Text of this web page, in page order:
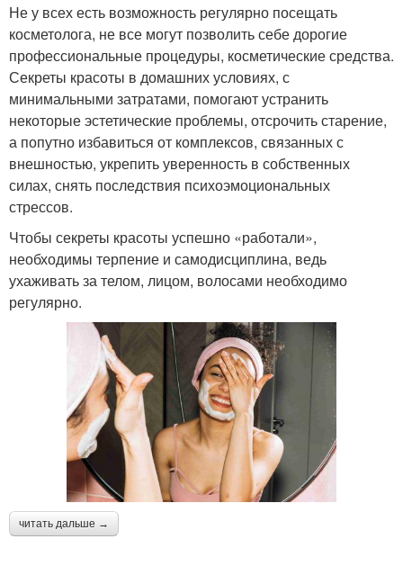
Не у всех есть возможность регулярно посещать
косметолога, не все могут позволить себе дорогие
профессиональные процедуры, косметические средства.
Секреты красоты в домашних условиях, с
минимальными затратами, помогают устранить
некоторые эстетические проблемы, отсрочить старение,
а попутно избавиться от комплексов, связанных с
внешностью, укрепить уверенность в собственных
силах, снять последствия психоэмоциональных
стрессов.
Чтобы секреты красоты успешно «работали»,
необходимы терпение и самодисциплина, ведь
ухаживать за телом, лицом, волосами необходимо
регулярно.
читать дальше →